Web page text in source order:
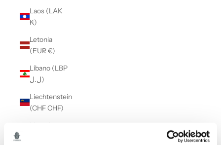
Laos (LAK
₭)
Letonia
(EUR €)
Líbano (LBP
ل.ل)
Liechtenstein
(CHF CHF)